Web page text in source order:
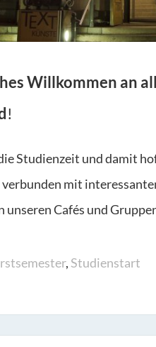
Willkommen an
!
Studienzeit und damit
mit
unseren Cafés und
, Studienstart